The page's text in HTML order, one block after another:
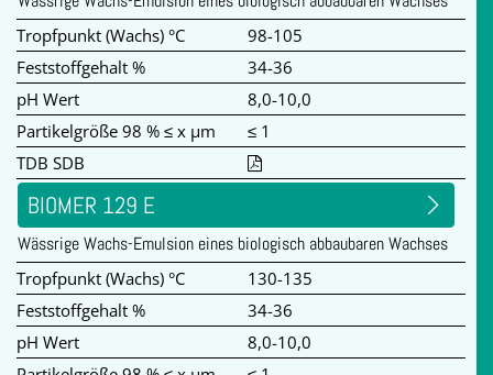
Tropfpunkt (Wachs) °C
98-105
Feststoffgehalt %
34-36
pH Wert
8,0-10,0
Partikelgröße 98 % ≤ x µm
≤ 1
TDB SDB
BIOMER 129 E
Wässrige Wachs-Emulsion eines biologisch abbaubaren Wachses
Tropfpunkt (Wachs) °C
130-135
Feststoffgehalt %
34-36
pH Wert
8,0-10,0